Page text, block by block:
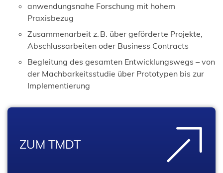
anwendungsnahe Forschung mit hohem
Praxisbezug
Zusammenarbeit z. B. über geförderte Projekte,
Abschlussarbeiten oder Business Contracts
Begleitung des gesamten Entwicklungswegs – von
der Machbarkeitsstudie über Prototypen bis zur
Implementierung
ZUM TMDT